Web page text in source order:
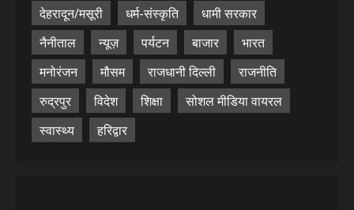
देहरादून/मसूरी
धर्म-संस्कृति
धामी सरकार
नैनीताल
न्यूज़ पर्यटन बाजार
भारत
मनोरंजन
मौसम राजधानी दिल्ली
राजनीति
रुद्रपुर
विदेश शिक्षा
सोशल मीडिया वायरल
स्वास्थ्य
हरिद्वार